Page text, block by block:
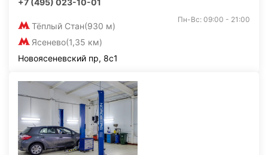
+7 (495) 023-10-01
Тёплый Стан(930 м)
Ясенево(1,35 км)
Пн-Вс: 09:00 - 21:00
Новоясеневский пр, 8с1